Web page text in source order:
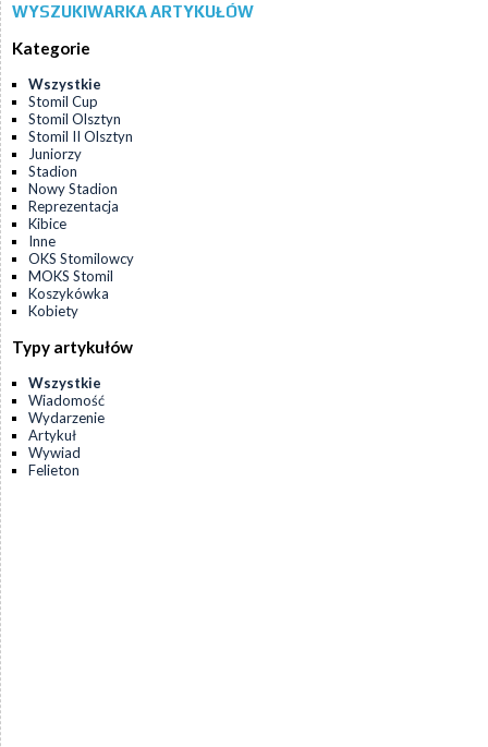
WYSZUKIWARKA ARTYKUŁÓW
Kategorie
Wszystkie
Stomil Cup
Stomil Olsztyn
Stomil II Olsztyn
Juniorzy
Stadion
Nowy Stadion
Reprezentacja
Kibice
Inne
OKS Stomilowcy
MOKS Stomil
Koszykówka
Kobiety
Typy artykułów
Wszystkie
Wiadomość
Wydarzenie
Artykuł
Wywiad
Felieton